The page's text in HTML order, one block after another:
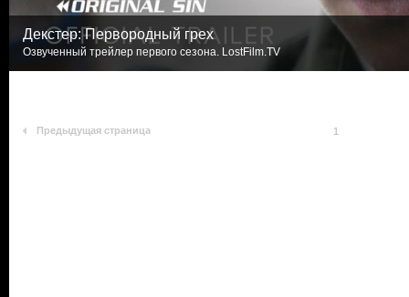
Декстер: Первородный грех
Озвученный трейлер первого сезона. LostFilm.TV
Предыдущая страница 1